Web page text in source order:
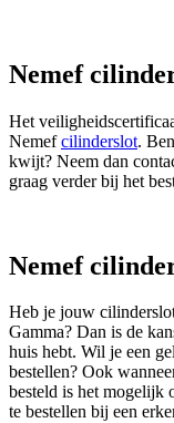
Nemef
Het
Nemefcilinderslot.
kwijt? Neem dan
graag verder bij het
Nemef
Heb je jouw
Gamma? Dan is de
huis hebt. Wil je een
bestellen? Ook
besteld is het mogelijk
te bestellen bij een